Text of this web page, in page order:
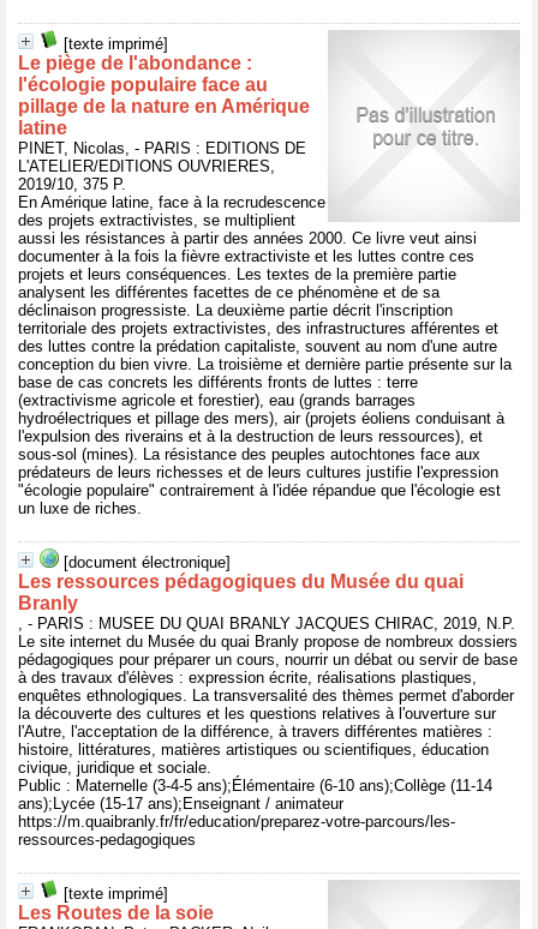
[texte imprimé]
Le piège de l'abondance :
l'écologie populaire face au
pillage de la nature en Amérique
latine
PINET, Nicolas, - PARIS : EDITIONS DE
L'ATELIER/EDITIONS OUVRIERES,
2019/10, 375 P.
En Amérique latine, face à la recrudescence
des projets extractivistes, se multiplient
aussi les résistances à partir des années 2000. Ce livre veut ainsi
documenter à la fois la fièvre extractiviste et les luttes contre ces
projets et leurs conséquences. Les textes de la première partie
analysent les différentes facettes de ce phénomène et de sa
déclinaison progressiste. La deuxième partie décrit l'inscription
territoriale des projets extractivistes, des infrastructures afférentes et
des luttes contre la prédation capitaliste, souvent au nom d'une autre
conception du bien vivre. La troisième et dernière partie présente sur la
base de cas concrets les différents fronts de luttes : terre
(extractivisme agricole et forestier), eau (grands barrages
hydroélectriques et pillage des mers), air (projets éoliens conduisant à
l'expulsion des riverains et à la destruction de leurs ressources), et
sous-sol (mines). La résistance des peuples autochtones face aux
prédateurs de leurs richesses et de leurs cultures justifie l'expression
"écologie populaire" contrairement à l'idée répandue que l'écologie est
un luxe de riches.
[document électronique]
Les ressources pédagogiques du Musée du quai
Branly
, - PARIS : MUSEE DU QUAI BRANLY JACQUES CHIRAC, 2019, N.P.
Le site internet du Musée du quai Branly propose de nombreux dossiers
pédagogiques pour préparer un cours, nourrir un débat ou servir de base
à des travaux d'élèves : expression écrite, réalisations plastiques,
enquêtes ethnologiques. La transversalité des thèmes permet d'aborder
la découverte des cultures et les questions relatives à l'ouverture sur
l'Autre, l'acceptation de la différence, à travers différentes matières :
histoire, littératures, matières artistiques ou scientifiques, éducation
civique, juridique et sociale.
Public : Maternelle (3-4-5 ans);Élémentaire (6-10 ans);Collège (11-14
ans);Lycée (15-17 ans);Enseignant / animateur
https://m.quaibranly.fr/fr/education/preparez-votre-parcours/les-
ressources-pedagogiques
[texte imprimé]
Les Routes de la soie